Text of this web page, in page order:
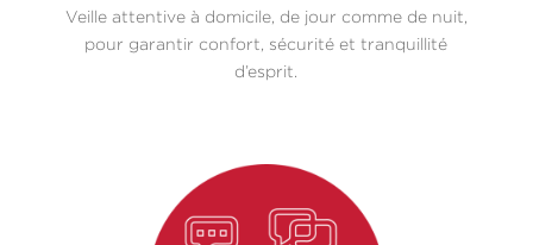
Veille attentive à domicile, de jour comme de nuit,
pour garantir confort, sécurité et tranquillité
d’esprit.